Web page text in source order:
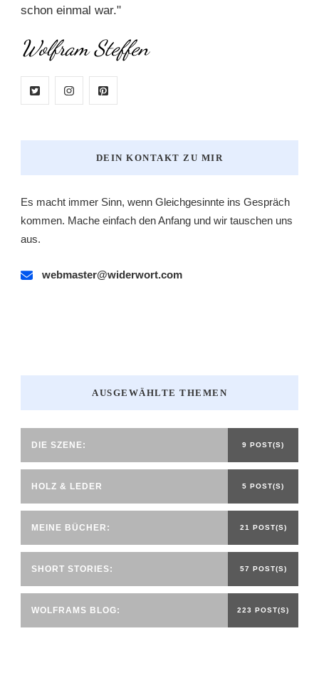
schon einmal war."
Wolfram Steffen
DEIN KONTAKT ZU MIR
Es macht immer Sinn, wenn Gleichgesinnte ins Gespräch
kommen. Mache einfach den Anfang und wir tauschen uns
aus.
webmaster@widerwort.com
AUSGEWÄHLTE THEMEN
DIE SZENE: 9 POST(S)
HOLZ & LEDER 5 POST(S)
MEINE BÜCHER: 21 POST(S)
SHORT STORIES: 57 POST(S)
WOLFRAMS BLOG: 223 POST(S)